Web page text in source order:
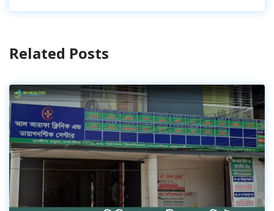
Related Posts